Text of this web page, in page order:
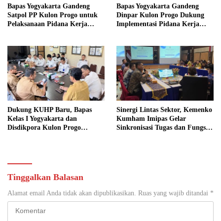
Bapas Yogyakarta Gandeng
Satpol PP Kulon Progo untuk
Pelaksanaan Pidana Kerja
Bapas Yogyakarta Gandeng
Dinpar Kulon Progo Dukung
Implementasi Pidana Kerja
Dukung KUHP Baru, Bapas
Kelas I Yogyakarta dan
Disdikpora Kulon Progo
Sinergi Lintas Sektor, Kemenko
Kumham Imipas Gelar
Sinkronisasi Tugas dan Fungsi
Tinggalkan Balasan
Alamat email Anda tidak akan dipublikasikan. Ruas yang wajib ditandai *